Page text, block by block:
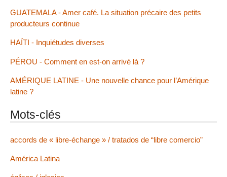
GUATEMALA - Amer café. La situation précaire des petits
producteurs continue
HAÏTI - Inquiétudes diverses
PÉROU - Comment en est-on arrivé là ?
AMÉRIQUE LATINE - Une nouvelle chance pour l’Amérique
latine ?
Mots-clés
accords de « libre-échange » / tratados de “libre comercio”
América Latina